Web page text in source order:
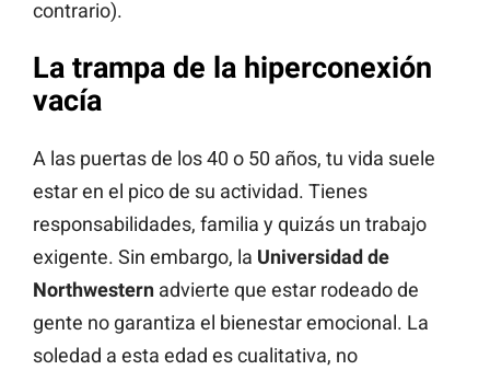
contrario).
La trampa de la hiperconexión
vacía
A las puertas de los 40 o 50 años, tu vida suele
estar en el pico de su actividad. Tienes
responsabilidades, familia y quizás un trabajo
exigente. Sin embargo, la Universidad de
Northwestern advierte que estar rodeado de
gente no garantiza el bienestar emocional. La
soledad a esta edad es cualitativa, no